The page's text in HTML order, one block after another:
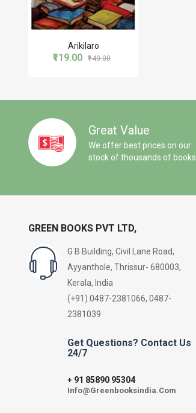
Arikilaro
₹119.00 ₹140.00
Great Value
We offer best prices on our
stock of thousands of books
GREEN BOOKS PVT LTD,
G B Building, Civil Lane Road,
Ayyanthole, Thrissur- 680003,
Kerala, India
(+91) 0487-2381066, 0487-
2381039
Get Questions? Contact Us
24/7
+ 91 85890 95304
Info@Greenbooksindia.Com